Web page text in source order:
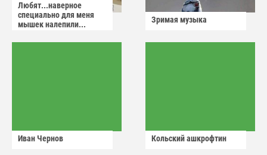
Любят...наверное
специально для меня
мышек налепили...
Зримая музыка
Иван Чернов Кольский ашкрофтин